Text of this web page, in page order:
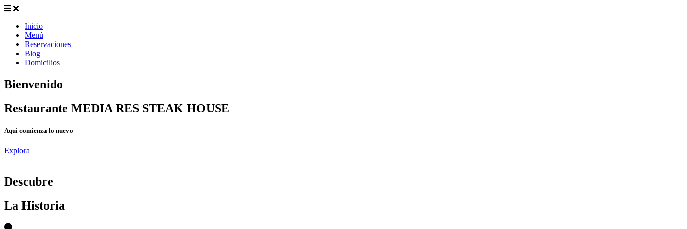
Inicio
Menú
Reservaciones
Blog
Domicilios
Bienvenido
Restaurante MEDIA RES STEAK HOUSE
Aqui comienza lo nuevo
Explora
Descubre
La Historia